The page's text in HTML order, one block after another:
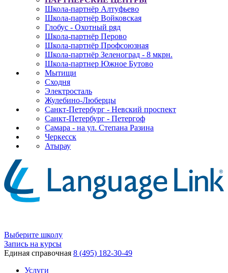
Школа-партнёр Алтуфьево
Школа-партнёр Войковская
Глобус - Охотный ряд
Школа-партнёр Перово
Школа-партнёр Профсоюзная
Школа-партнёр Зеленоград - 8 мкрн.
Школа-партнер Южное Бутово
Мытищи
Сходня
Электросталь
Жулебино-Люберцы
Санкт-Петербург - Невский проспект
Санкт-Петербург - Петергоф
Самара - на ул. Степана Разина
Черкесск
Атырау
Выберите школу
Запись на курсы
Единая справочная 8 (495) 182-30-49
Услуги